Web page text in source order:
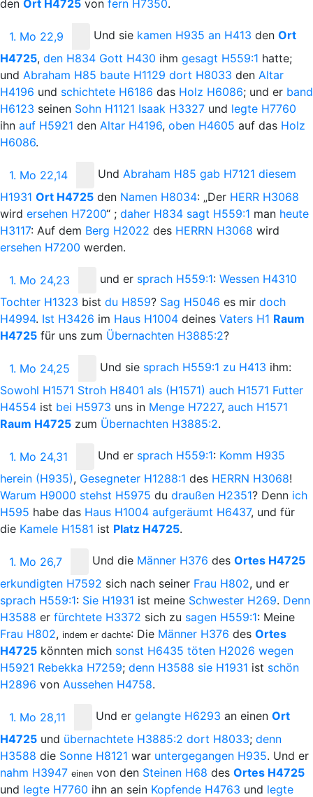
den Ort H4725 von fern H7350.
1. Mo 22,9 Und sie kamen H935 an H413 den Ort
H4725, den H834 Gott H430 ihm gesagt H559:1 hatte;
und Abraham H85 baute H1129 dort H8033 den Altar
H4196 und schichtete H6186 das Holz H6086; und er band
H6123 seinen Sohn H1121 Isaak H3327 und legte H7760
ihn auf H5921 den Altar H4196, oben H4605 auf das Holz
H6086.
1. Mo 22,14 Und Abraham H85 gab H7121 diesem
H1931 Ort H4725 den Namen H8034: „Der HERR H3068
wird ersehen H7200“ ; daher H834 sagt H559:1 man heute
H3117: Auf dem Berg H2022 des HERRN H3068 wird
ersehen H7200 werden.
1. Mo 24,23 und er sprach H559:1: Wessen H4310
Tochter H1323 bist du H859? Sag H5046 es mir doch
H4994. Ist H3426 im Haus H1004 deines Vaters H1 Raum
H4725 für uns zum Übernachten H3885:2?
1. Mo 24,25 Und sie sprach H559:1 zu H413 ihm:
Sowohl H1571 Stroh H8401 als (H1571) auch H1571 Futter
H4554 ist bei H5973 uns in Menge H7227, auch H1571
Raum H4725 zum Übernachten H3885:2.
1. Mo 24,31 Und er sprach H559:1: Komm H935
herein (H935), Gesegneter H1288:1 des HERRN H3068!
Warum H9000 stehst H5975 du draußen H2351? Denn ich
H595 habe das Haus H1004 aufgeräumt H6437, und für
die Kamele H1581 ist Platz H4725.
1. Mo 26,7 Und die Männer H376 des Ortes H4725
erkundigten H7592 sich nach seiner Frau H802, und er
sprach H559:1: Sie H1931 ist meine Schwester H269. Denn
H3588 er fürchtete H3372 sich zu sagen H559:1: Meine
Frau H802, indem er dachte: Die Männer H376 des Ortes
H4725 könnten mich sonst H6435 töten H2026 wegen
H5921 Rebekka H7259; denn H3588 sie H1931 ist schön
H2896 von Aussehen H4758.
1. Mo 28,11 Und er gelangte H6293 an einen Ort
H4725 und übernachtete H3885:2 dort H8033; denn
H3588 die Sonne H8121 war untergegangen H935. Und er
nahm H3947 einen von den Steinen H68 des Ortes H4725
und legte H7760 ihn an sein Kopfende H4763 und legte